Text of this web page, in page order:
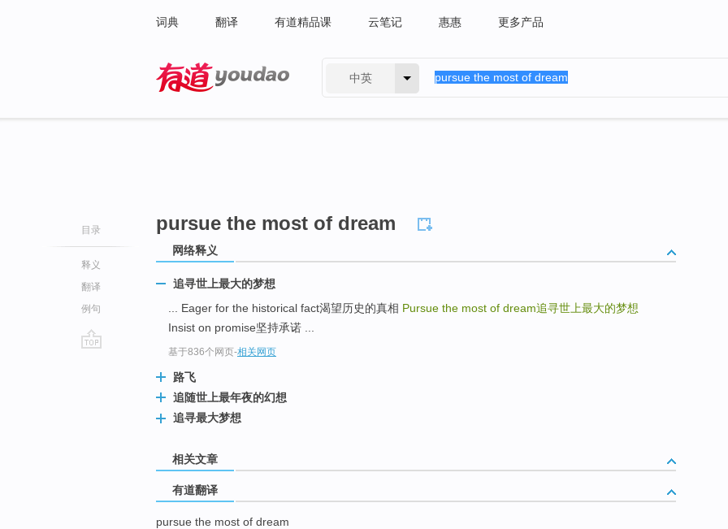
词典 翻译 有道精品课 云笔记 惠惠 更多产品
中英
目录
释义
翻译
例句
pursue the most of dream
网络释义
追寻世上最大的梦想
... Eager for the historical fact渴望历史的真相 Pursue the most of dream追寻世上最大的梦想
Insist on promise坚持承诺 ...
基于836个网页-相关网页
路飞
追随世上最年夜的幻想
追寻最大梦想
相关文章
有道翻译
pursue the most of dream